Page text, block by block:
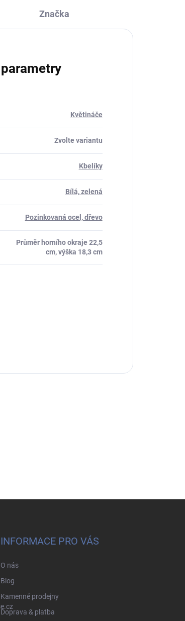
Značka
Květináče
Zvolte variantu
Kbelíky
Bílá, zelená
Pozinkovaná ocel, dřevo
Průměr horního okraje 22,5
cm, výška 18,3 cm
INFORMACE PRO VÁS
O nás
Blog
Kamenné prodejny
Doprava & platba